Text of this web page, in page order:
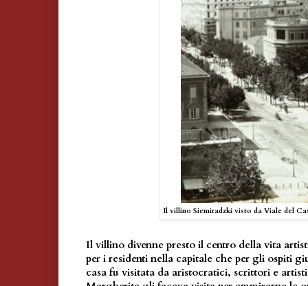
Il villino Siemiradzki visto da Viale del
Il villino divenne presto il centro della vita
per i residenti nella capitale che per gli ospiti
casa fu visitata da aristocratici, scrittori e